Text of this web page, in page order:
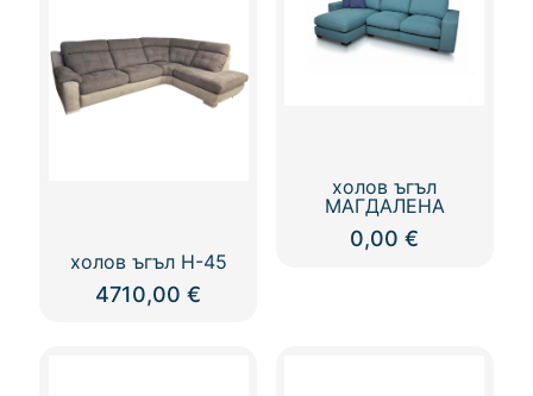
холов ъгъл H-45
4710,00€
холов ъгъл
МАГДАЛЕНА
0,00€